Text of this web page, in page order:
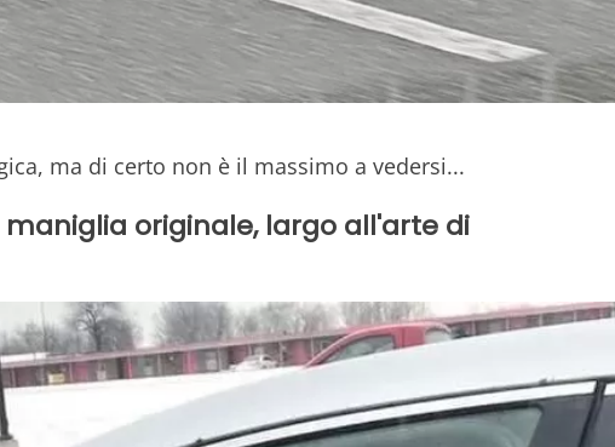
ma di certo non è il massimo a vedersi...
originale, largo all'arte di